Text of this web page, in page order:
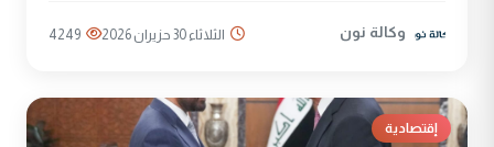
وكالة نون الثلاثاء 30 حزيران 2026 4249
إقتصادية